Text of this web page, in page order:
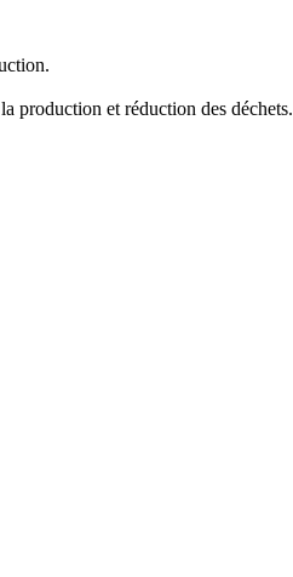
production et réduction des déchets.